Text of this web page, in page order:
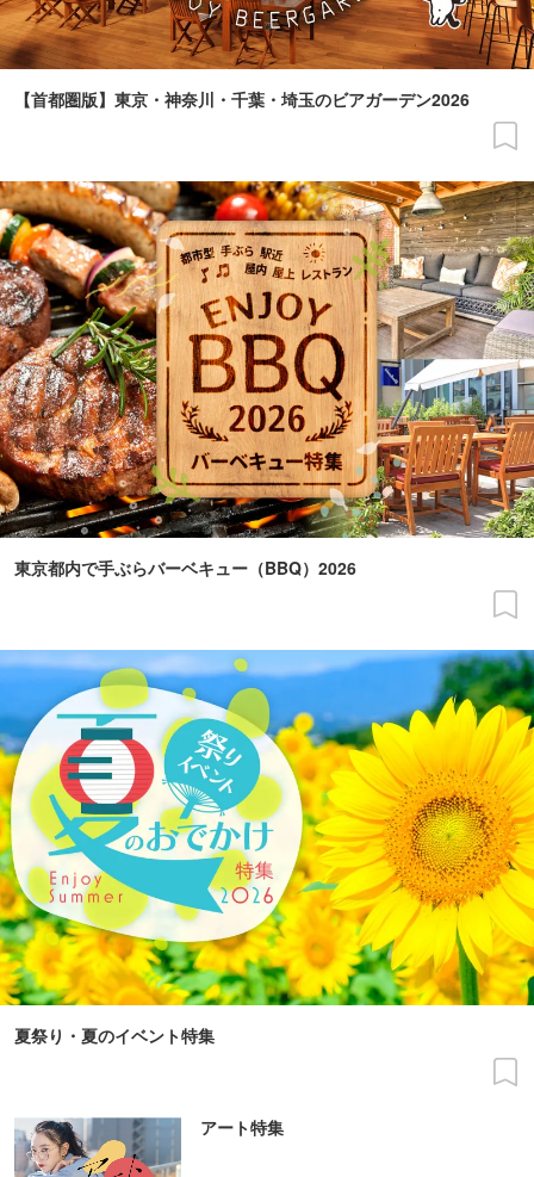
【首都圏版】東京・神奈川・千葉・埼玉のビアガーデン2026
東京都内で手ぶらバーベキュー（BBQ）2026
夏祭り・夏のイベント特集
アート特集